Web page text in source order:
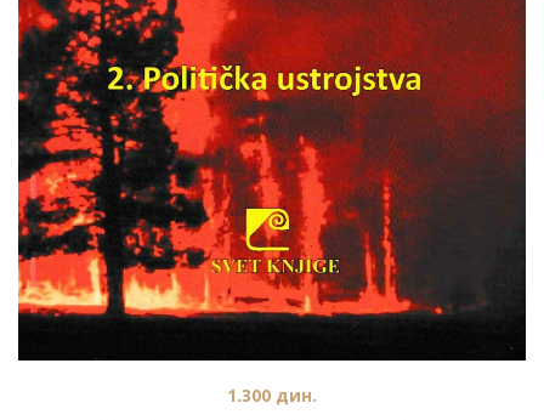
1.300 дин.